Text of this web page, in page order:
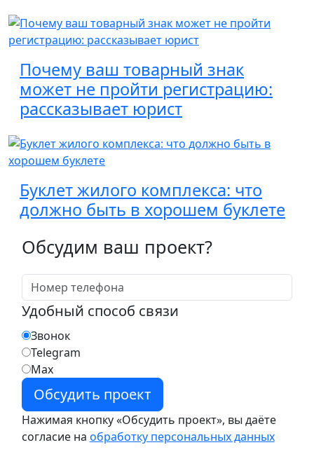
Почему ваш товарный знак
может не пройти регистрацию:
рассказывает юрист
Буклет жилого комплекса: что
должно быть в хорошем буклете
Обсудим ваш проект?
Удобный способ связи
Звонок
Telegram
Max
Нажимая кнопку «Обсудить проект», вы даёте
согласие на обработку персональных данных